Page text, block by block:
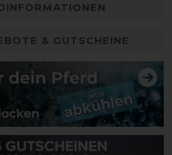
& GUTSCHEINE